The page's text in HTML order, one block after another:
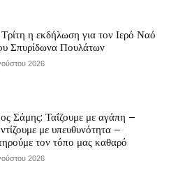
η εκδήλωση για τον Ιερό Ναό
Σπυρίδωνα Πουλάτων
2026
Σάμης: Ταΐζουμε με αγάπη –
με υπευθυνότητα –
τον τόπο μας καθαρό
2026